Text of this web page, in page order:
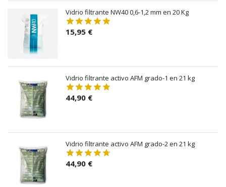
Vidrio filtrante NW40 0,6-1,2 mm en 20 Kg
15,95 €
Vidrio filtrante activo AFM grado-1 en 21 kg
44,90 €
Vidrio filtrante activo AFM grado-2 en 21 kg
44,90 €